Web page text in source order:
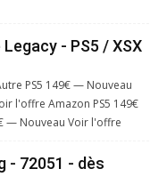
- PS5 / XSX
PS5 149€ — Nouveau
l'offre Amazon PS5 149€
— Nouveau Voir l'offre
- 72051 - dès